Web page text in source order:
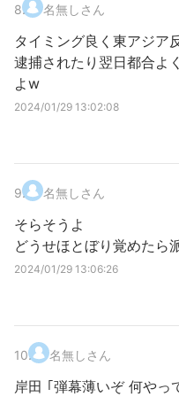
8. 名無しさん
タイミング良く東アジア
逮捕されたり翌日都合よ
よw
2024/01/29 13:02:08
9. 名無しさん
そらそうよ
どうせほとぼり覚めたら
2024/01/29 13:06:26
10. 名無しさん
岸田 ｢弾幕薄いぞ 何やっ